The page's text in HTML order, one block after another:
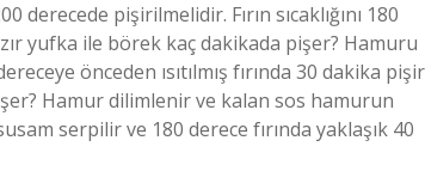
pişirilmelidir. Fırın sıcaklığını 180
yufka ile börek kaç dakikada pişer? Hamuru
önceden ısıtılmış fırında 30 dakika
Hamur dilimlenir ve kalan sos hamurun
serpilir ve 180 derece fırında yaklaşık 40